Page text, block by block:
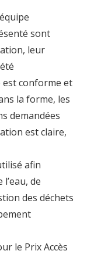
sont
leur
est conforme et
la forme, les
demandées
est claire,
afin
de
des déchets
le Prix Accès